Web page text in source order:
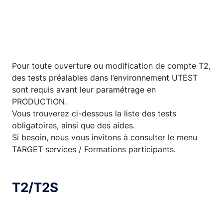
Pour toute ouverture ou modification de compte T2,
des tests préalables dans l’environnement UTEST
sont requis avant leur paramétrage en
PRODUCTION.
Vous trouverez ci-dessous la liste des tests
obligatoires, ainsi que des aides.
Si besoin, nous vous invitons à consulter le menu
TARGET services / Formations participants.
T2/T2S